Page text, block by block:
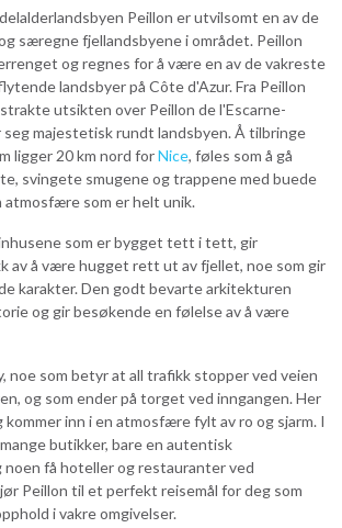
Peillon er utvilsomt en av de
særegne fjellandsbyene i området. Peillon
og regnes for å være en av de vakreste
landsbyer på Côte d'Azur. Fra Peillon
utsikten over Peillon de l'Escarne-
seg majestetisk rundt landsbyen. Å tilbringe
ligger 20 km nord forNice, føles som å gå
svingete smugene og trappene med buede
atmosfære som er helt unik.
som er bygget tett i tett, gir
av å være hugget rett ut av fjellet, noe som gir
karakter. Den godt bevarte arkitekturen
og gir besøkende en følelse av å være
noe som betyr at all trafikk stopper ved veien
og som ender på torget ved inngangen. Her
kommer inn i en atmosfære fylt av ro og sjarm. I
butikker, bare en autentisk
få hoteller og restauranter ved
Peillon til et perfekt reisemål for deg som
i vakre omgivelser.